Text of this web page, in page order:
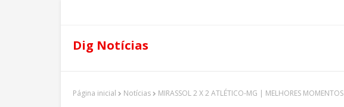
Dig Notícias
Página inicial Notícias MIRASSOL 2 X 2 ATLÉTICO-MG | MELHORES MOMENTOS